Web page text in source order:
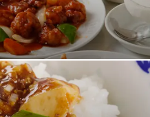
レやあわびが味わえる贅沢コ
用意！予算や食べたいお料理
会には、飲み放題付コースも